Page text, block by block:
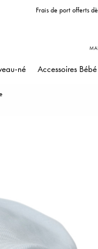
Frais de port offerts
né Accessoires Bébé